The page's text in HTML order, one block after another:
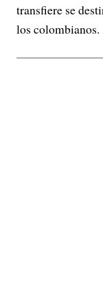
transfiere se
los colombianos.